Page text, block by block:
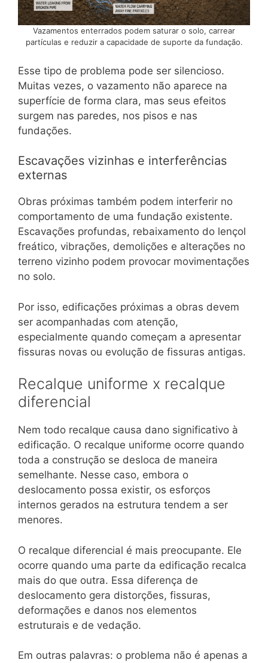
Vazamentos enterrados podem saturar o solo, carrear
partículas e reduzir a capacidade de suporte da fundação.
Esse tipo de problema pode ser silencioso.
Muitas vezes, o vazamento não aparece na
superfície de forma clara, mas seus efeitos
surgem nas paredes, nos pisos e nas
fundações.
Escavações vizinhas e interferências
externas
Obras próximas também podem interferir no
comportamento de uma fundação existente.
Escavações profundas, rebaixamento do lençol
freático, vibrações, demolições e alterações no
terreno vizinho podem provocar movimentações
no solo.
Por isso, edificações próximas a obras devem
ser acompanhadas com atenção,
especialmente quando começam a apresentar
fissuras novas ou evolução de fissuras antigas.
Recalque uniforme x recalque
diferencial
Nem todo recalque causa dano significativo à
edificação. O recalque uniforme ocorre quando
toda a construção se desloca de maneira
semelhante. Nesse caso, embora o
deslocamento possa existir, os esforços
internos gerados na estrutura tendem a ser
menores.
O recalque diferencial é mais preocupante. Ele
ocorre quando uma parte da edificação recalca
mais do que outra. Essa diferença de
deslocamento gera distorções, fissuras,
deformações e danos nos elementos
estruturais e de vedação.
Em outras palavras: o problema não é apenas a